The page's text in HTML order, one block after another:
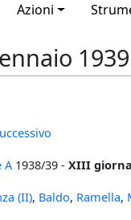
Azioni
A 1938/39 - XIII
(II), Baldo, Ramella,